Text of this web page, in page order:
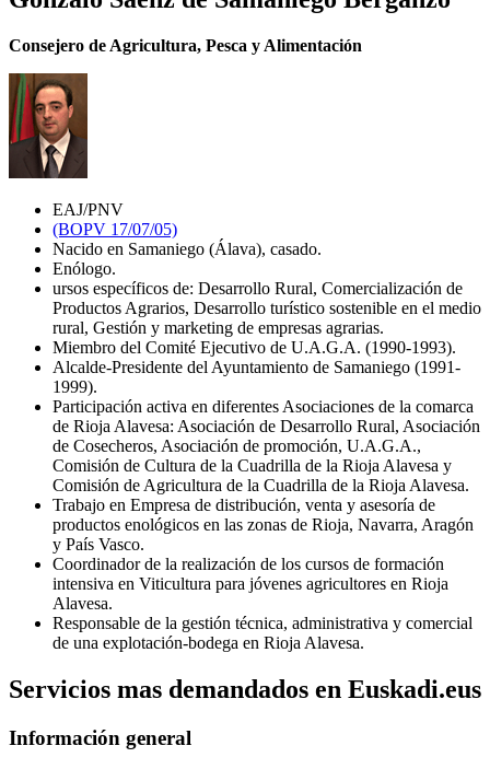
Consejero de Agricultura, Pesca y Alimentación
EAJ/PNV
(BOPV 17/07/05)
Nacido en Samaniego (Álava), casado.
Enólogo.
ursos específicos de: Desarrollo Rural, Comercialización de
Productos Agrarios, Desarrollo turístico sostenible en el medio
rural, Gestión y marketing de empresas agrarias.
Miembro del Comité Ejecutivo de U.A.G.A. (1990-1993).
Alcalde-Presidente del Ayuntamiento de Samaniego (1991-
1999).
Participación activa en diferentes Asociaciones de la comarca
de Rioja Alavesa: Asociación de Desarrollo Rural, Asociación
de Cosecheros, Asociación de promoción, U.A.G.A.,
Comisión de Cultura de la Cuadrilla de la Rioja Alavesa y
Comisión de Agricultura de la Cuadrilla de la Rioja Alavesa.
Trabajo en Empresa de distribución, venta y asesoría de
productos enológicos en las zonas de Rioja, Navarra, Aragón
y País Vasco.
Coordinador de la realización de los cursos de formación
intensiva en Viticultura para jóvenes agricultores en Rioja
Alavesa.
Responsable de la gestión técnica, administrativa y comercial
de una explotación-bodega en Rioja Alavesa.
Servicios mas demandados en Euskadi.eus
Información general